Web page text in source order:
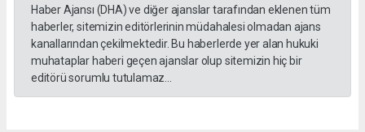
Haber Ajansı (DHA) ve diğer ajanslar tarafından eklenen tüm
haberler, sitemizin editörlerinin müdahalesi olmadan ajans
kanallarından çekilmektedir. Bu haberlerde yer alan hukuki
muhataplar haberi geçen ajanslar olup sitemizin hiç bir
editörü sorumlu tutulamaz...